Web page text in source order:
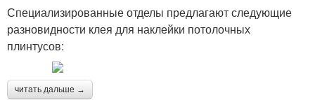
Специализированные отделы предлагают следующие
разновидности клея для наклейки потолочных
плинтусов:
читать дальше →